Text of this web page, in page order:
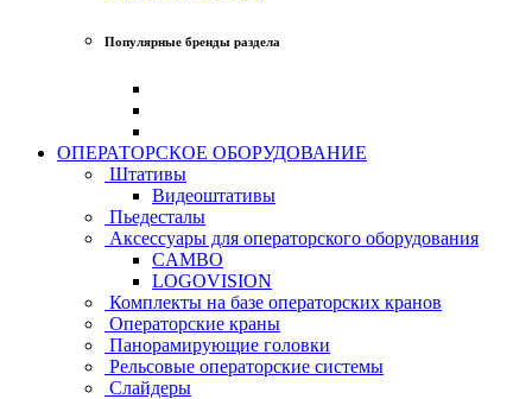
Популярные бренды раздела
ОПЕРАТОРСКОЕ ОБОРУДОВАНИЕ
Штативы
Видеоштативы
Пьедесталы
Аксессуары для операторского оборудования
CAMBO
LOGOVISION
Комплекты на базе операторских кранов
Операторские краны
Панорамирующие головки
Рельсовые операторские системы
Слайдеры